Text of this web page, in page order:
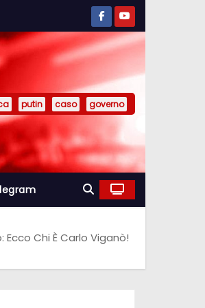
putin caso governo
Chi È Carlo Viganò!